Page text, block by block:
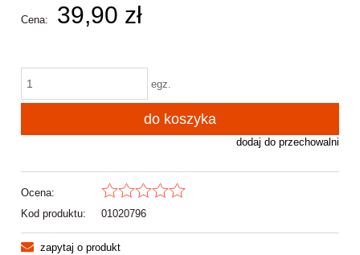
Cena: 39,90 zł
egz.
do koszyka
dodaj do przechowalni
Ocena:
Kod produktu:
01020796
zapytaj o produkt